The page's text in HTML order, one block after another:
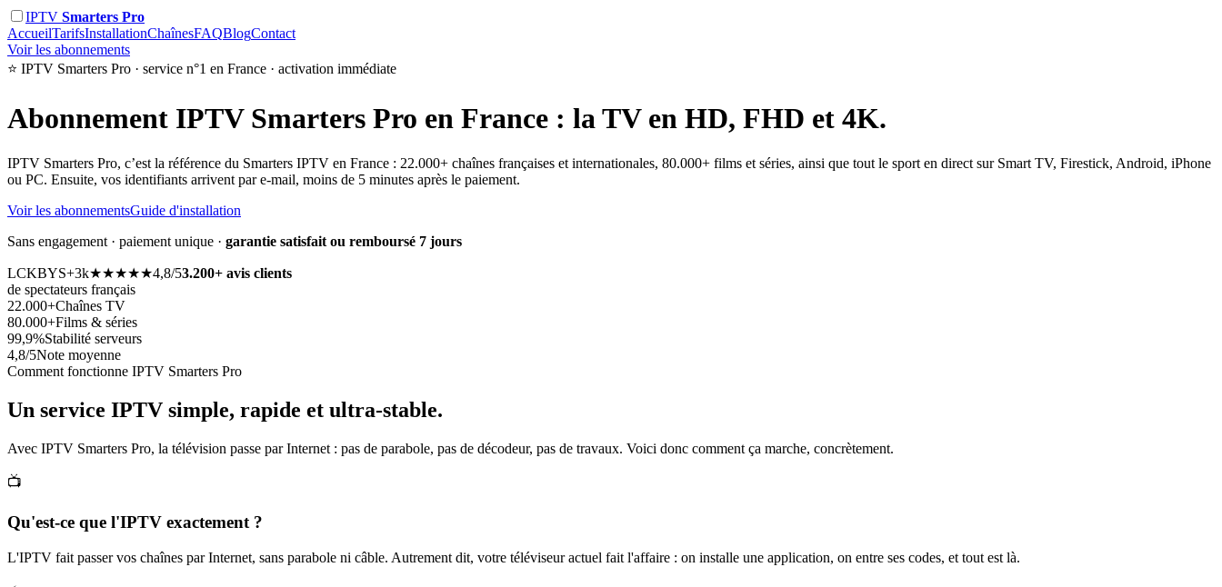
IPTV Smarters Pro
AccueilTarifsInstallationChaînesFAQBlogContact
Voir les abonnements
⭐ IPTV Smarters Pro · service n°1 en France · activation immédiate
Abonnement IPTV Smarters Pro en France : la TV en HD, FHD et 4K.
IPTV Smarters Pro, c’est la référence du Smarters IPTV en France : 22.000+ chaînes françaises et internationales, 80.000+ films et séries, ainsi que tout le sport en direct sur Smart TV, Firestick, Android, iPhone
ou PC. Ensuite, vos identifiants arrivent par e-mail, moins de 5 minutes après le paiement.
Voir les abonnementsGuide d'installation
Sans engagement · paiement unique · garantie satisfait ou remboursé 7 jours
LCKBYS+3k★★★★★4,8/53.200+ avis clients
de spectateurs français
22.000+Chaînes TV
80.000+Films & séries
99,9%Stabilité serveurs
4,8/5Note moyenne
Comment fonctionne IPTV Smarters Pro
Un service IPTV simple, rapide et ultra-stable.
Avec IPTV Smarters Pro, la télévision passe par Internet : pas de parabole, pas de décodeur, pas de travaux. Voici donc comment ça marche, concrètement.
📺
Qu'est-ce que l'IPTV exactement ?
L'IPTV fait passer vos chaînes par Internet, sans parabole ni câble. Autrement dit, votre téléviseur actuel fait l'affaire : on installe une application, on entre ses codes, et tout est là.